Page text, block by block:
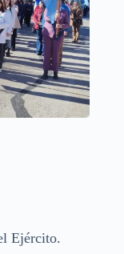
Ejército.